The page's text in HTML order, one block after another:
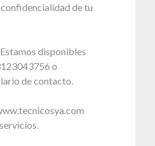
de tu
disponibles
o
de contacto.